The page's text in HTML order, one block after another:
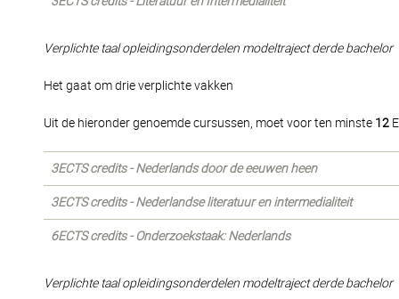
Verplichte taal opleidingsonderdelen modeltraject derde bachelor
Het gaat om drie verplichte vakken
Uit de hieronder genoemde cursussen, moet voor ten minste 12
3ECTS credits - Nederlands door de eeuwen heen
3ECTS credits - Nederlandse literatuur en intermedialiteit
6ECTS credits - Onderzoekstaak: Nederlands
Verplichte taal opleidingsonderdelen modeltraject derde bachelor